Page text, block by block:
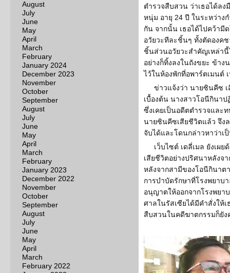
August
July
June
May
April
March
February
January 2024
December 2023
November
October
September
August
July
June
May
April
March
February
January 2023
December 2022
November
October
September
August
July
June
May
April
March
February 2022
ตำรวจสืบสวน ว่าเธอได้ล
หนุ่ม อายุ 24 ปี ในระหว่าง
กัน จากนั้น เธอได้ไปคว้า
อวัยวะทีละชิ้นๆ ทั้งตัดองค
ชิ้นส่วนอวัยวะสำคัญเหล่านี้
อย่างก็ทิ้งลงในถังขยะ ข้าง
ไว้ในห้องพักที่อพาร์ตเมนต์
ข่าวแจ้งว่า นายซินคีซ
เบื้องต้น นางสาวโอนีกินา
ซึ่งเคยเป็นอดีตตำรวจและ
นายซินคีซเสียชีวิตแล้ว จึงล
จับได้และโดนกล่าวหาว่าเ
เว็บไซต์ เดลี่เมล ยังเผ
เสียชีวิตอย่างปริศนาหลังจ
หลังจากสามีของโอนีกินาต
การบำบัดรักษาที่โรงพยาบ
อนุญาตให้ออกจากโรงพยา
ศาลในรัสเซียได้มีคำสั่งให้
สืบสวนในคดีฆาตกรรมก็ยัง